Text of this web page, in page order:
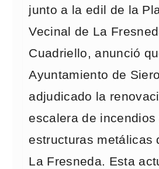
junto a la edil de la
Vecinal de La
Cuadriello, anunció
Ayuntamiento de
adjudicado la
escalera de incendios
estructuras metálicas
La Fresneda. Esta